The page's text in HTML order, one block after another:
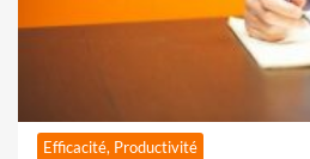
Efficacité, Productivité